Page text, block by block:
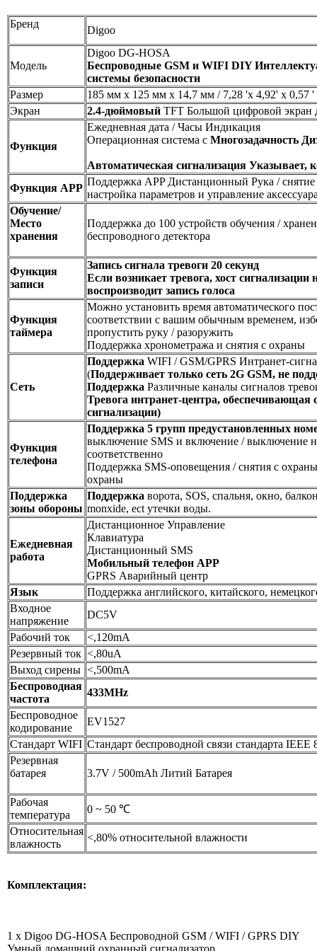
Бренд
Digoo
Модель
Digoo DG-HOSA
Беспроводные GSM и WIFI DIY
системы безопасности
Размер
185 мм x 125 мм x 14,7 мм / 7,28 'x 4,92' x 0,57 '
Экран
2.4-дюймовый TFT Большой цифровой экран
Функция
Ежедневная дата / Часы Индикация
Операционная система с Многозадачность
Автоматическая сигнализация Указывает,
Функция APP
Поддержка APP Дистанционный Рука /
настройка параметров и управление
Обучение/
Место
хранения
Поддержка до 100 устройств обучения /
беспроводного детектора
Функция
записи
Запись сигнала тревоги 20 секунд
Если возникает тревога, хост
воспроизводит запись голоса
Функция
таймера
Можно установить время автоматического
соответствии с вашим обычным временем,
пропустить руку / разоружить
Поддержка хронометража и снятия с охраны
Сеть
Поддержка WIFI / GSM/GPRS Интранет-
(Поддерживает только сеть 2G GSM, не
Поддержка Различные каналы сигналов
Тревога интранет-центра, обеспечивающая
сигнализации)
Функция
телефона
Поддержка 5 групп предустановленных
выключение SMS и включение / выключение
соответственно
Поддержка SMS-оповещения / снятия с
охраны
Поддержка
зоны обороны
Поддержка ворота, SOS, спальня, окно,
monxide, ect утечки воды.
Ежедневная
работа
Дистанционное Управление
Клавиатура
Дистанционный SMS
Мобильный телефон APP
GPRS Аварийный центр
Язык
Поддержка английского, китайского,
Входное
напряжение
DC5V
Рабочий ток
<,120mA
Резервный ток <,80uA
Выход сирены <,500mA
Беспроводная
частота
433MHz
Беспроводное
кодирование
EV1527
Стандарт WIFI Стандарт беспроводной связи стандарта IEEE
Резервная
батарея
3.7V / 500mAh Литий Батарея
Рабочая
температура
0 ~ 50 ℃
Относительная
влажность
<,80% относительной влажности
Комплектация:
1 x Digoo DG-HOSA Беспроводной GSM / WIFI / GPRS DIY
Умный домашний охранный сигнализатор